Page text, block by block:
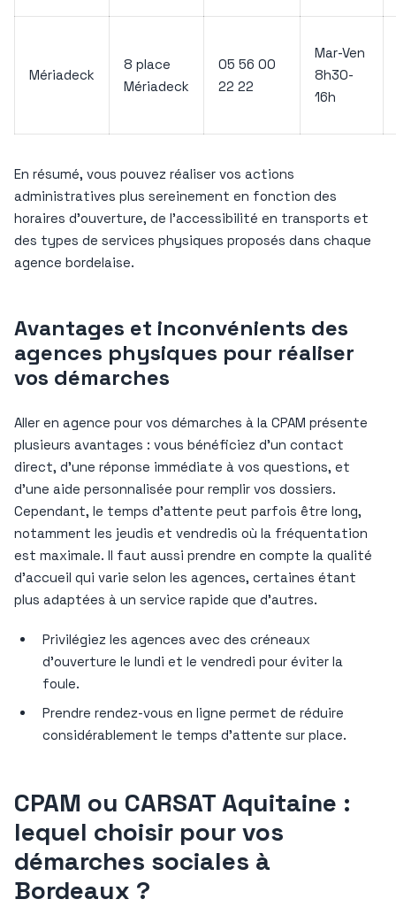
Mériadeck
8 place
Mériadeck
05 56 00
22 22
Mar-Ven
8h30-
16h
En résumé, vous pouvez réaliser vos actions
administratives plus sereinement en fonction des
horaires d’ouverture, de l’accessibilité en transports et
des types de services physiques proposés dans chaque
agence bordelaise.
Avantages et inconvénients des
agences physiques pour réaliser
vos démarches
Aller en agence pour vos démarches à la CPAM présente
plusieurs avantages : vous bénéficiez d’un contact
direct, d’une réponse immédiate à vos questions, et
d’une aide personnalisée pour remplir vos dossiers.
Cependant, le temps d’attente peut parfois être long,
notamment les jeudis et vendredis où la fréquentation
est maximale. Il faut aussi prendre en compte la qualité
d’accueil qui varie selon les agences, certaines étant
plus adaptées à un service rapide que d’autres.
Privilégiez les agences avec des créneaux
d’ouverture le lundi et le vendredi pour éviter la
foule.
Prendre rendez-vous en ligne permet de réduire
considérablement le temps d’attente sur place.
CPAM ou CARSAT Aquitaine :
lequel choisir pour vos
démarches sociales à
Bordeaux ?